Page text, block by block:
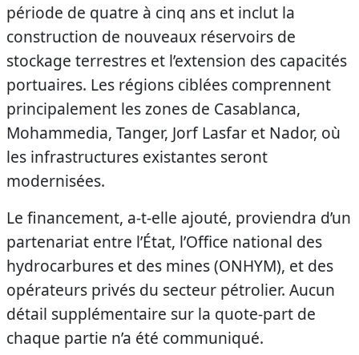
période de quatre à cinq ans et inclut la
construction de nouveaux réservoirs de
stockage terrestres et l’extension des capacités
portuaires. Les régions ciblées comprennent
principalement les zones de Casablanca,
Mohammedia, Tanger, Jorf Lasfar et Nador, où
les infrastructures existantes seront
modernisées.
Le financement, a-t-elle ajouté, proviendra d’un
partenariat entre l’État, l’Office national des
hydrocarbures et des mines (ONHYM), et des
opérateurs privés du secteur pétrolier. Aucun
détail supplémentaire sur la quote-part de
chaque partie n’a été communiqué.